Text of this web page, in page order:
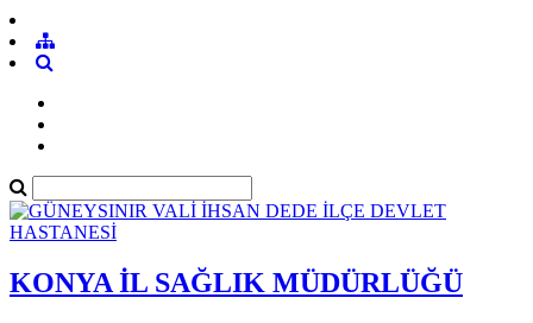
KONYA İL SAĞLIK MÜDÜRLÜĞÜ